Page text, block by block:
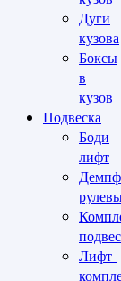
Дуги
кузова
Боксы
в
кузов
Подвеска
Боди
лифт
Лифт-